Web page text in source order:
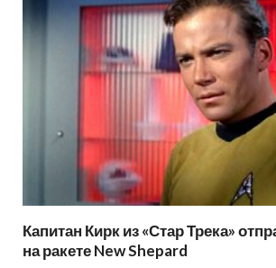
Капитан Кирк из «Стар Трека»
на ракете New Shepard